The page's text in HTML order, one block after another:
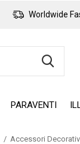
PARAVENTI
Worldwide
Accessori